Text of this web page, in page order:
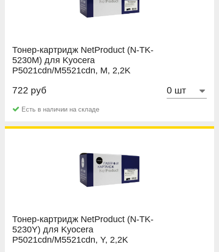
Тонер-картридж NetProduct (N-TK-
5230M) для Kyocera
P5021cdn/M5521cdn, M, 2,2K
NetProduct
722 руб
Есть в наличии на складе
Тонер-картридж NetProduct (N-TK-
5230Y) для Kyocera
P5021cdn/M5521cdn, Y, 2,2K